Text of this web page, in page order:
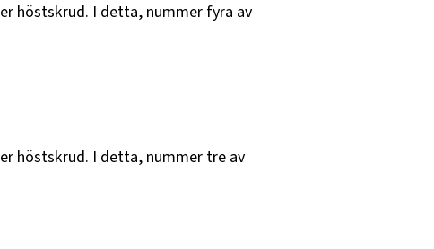
höstskrud. I detta, nummer fyra av
höstskrud. I detta, nummer tre av